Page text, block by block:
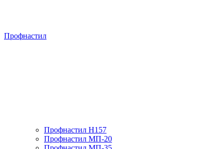
Профнастил
Профнастил H157
Профнастил МП-20